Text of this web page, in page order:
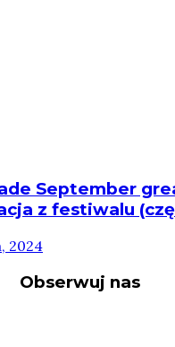
September
z festiwalu
2024
Obserwuj nas